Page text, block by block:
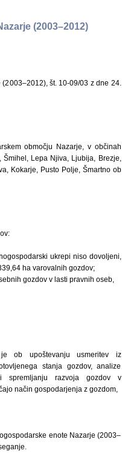
(2003–2012)
št. 10-09/03 z dne 24.
območju Nazarje, v občinah
Lepa Njiva, Ljubija, Brezje,
Kokarje, Pusto Polje, Šmartno ob
ukrepi niso dovoljeni,
ha varovalnih gozdov;
gozdov v lasti pravnih oseb,
je ob upoštevanju usmeritev iz
stanja gozdov, analize
spremljanju razvoja gozdov v
način gospodarjenja z gozdom,
enote Nazarje (2003–